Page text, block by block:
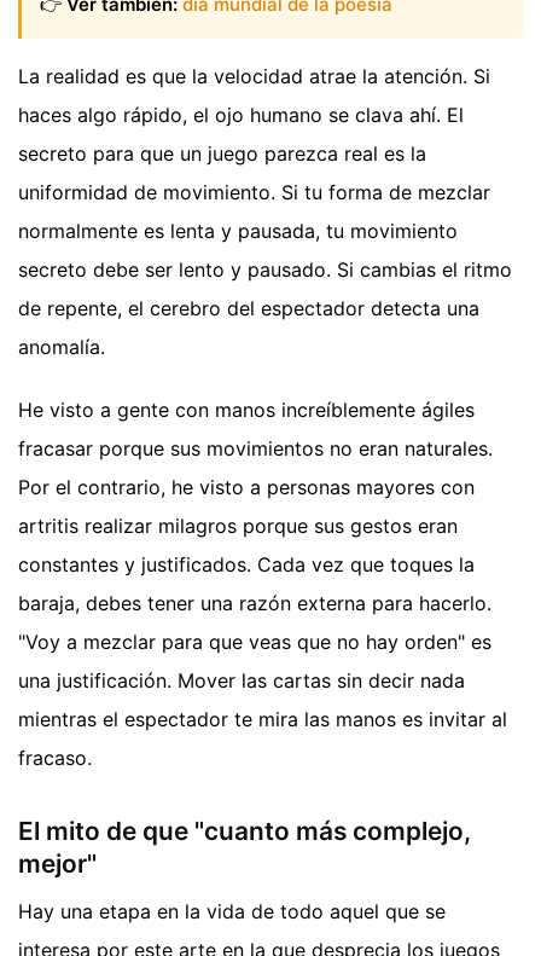
La realidad es que la velocidad atrae la atención. Si
haces algo rápido, el ojo humano se clava ahí. El
secreto para que un juego parezca real es la
uniformidad de movimiento. Si tu forma de mezclar
normalmente es lenta y pausada, tu movimiento
secreto debe ser lento y pausado. Si cambias el ritmo
de repente, el cerebro del espectador detecta una
anomalía.
He visto a gente con manos increíblemente ágiles
fracasar porque sus movimientos no eran naturales.
Por el contrario, he visto a personas mayores con
artritis realizar milagros porque sus gestos eran
constantes y justificados. Cada vez que toques la
baraja, debes tener una razón externa para hacerlo.
"Voy a mezclar para que veas que no hay orden" es
una justificación. Mover las cartas sin decir nada
mientras el espectador te mira las manos es invitar al
fracaso.
El mito de que "cuanto más complejo,
mejor"
Hay una etapa en la vida de todo aquel que se
interesa por este arte en la que desprecia los juegos